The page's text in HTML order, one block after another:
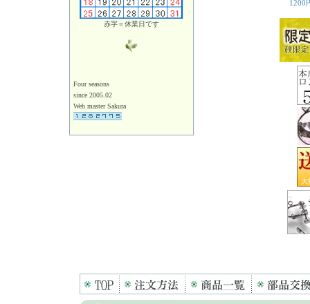
赤字＝休業日です
Four seasons
since 2005.02
Web master Sakura